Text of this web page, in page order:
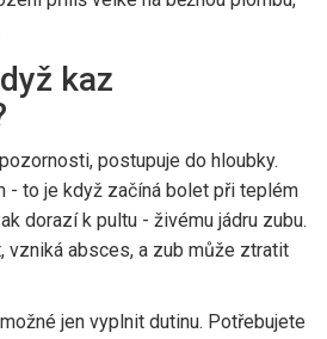
kaz
postupuje do hloubky.
- to je když začíná bolet při teplém
dorazí k pultu - živému jádru zubu.
vzniká absces, a zub může ztratit
jen vyplnit dutinu. Potřebujete